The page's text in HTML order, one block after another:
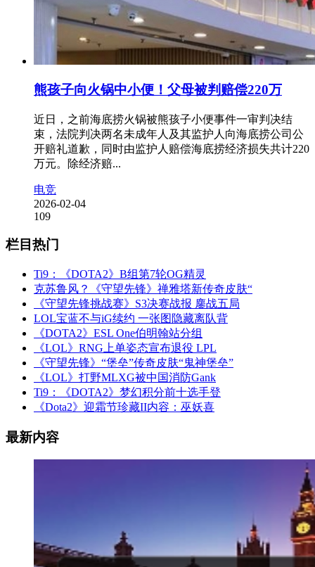
熊孩子向火锅中小便！父母被判赔偿220万
近日，之前海底捞火锅被熊孩子小便事件一审判决结
束，法院判决两名未成年人及其监护人向海底捞公司公
开赔礼道歉，同时由监护人赔偿海底捞经济损失共计220
万元。除经济赔...
电竞
2026-02-04
109
栏目热门
Ti9：《DOTA2》B组第7轮OG精灵
克苏鲁风？《守望先锋》禅雅塔新传奇皮肤“
《守望先锋挑战赛》S3决赛战报 鏖战五局
LOL宝蓝不与iG续约 一张图隐藏离队背
《DOTA2》ESL One伯明翰站分组
《LOL》RNG上单姿态宣布退役 LPL
《守望先锋》“堡垒”传奇皮肤“鬼神堡垒”
《LOL》打野MLXG被中国消防Gank
Ti9：《DOTA2》梦幻积分前十选手登
《Dota2》迎霜节珍藏II内容：巫妖喜
最新内容